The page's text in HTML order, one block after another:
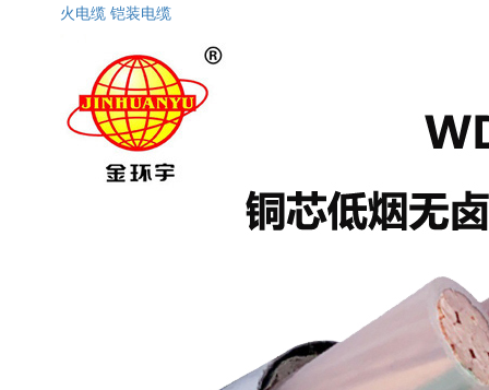
火电缆 铠装电缆